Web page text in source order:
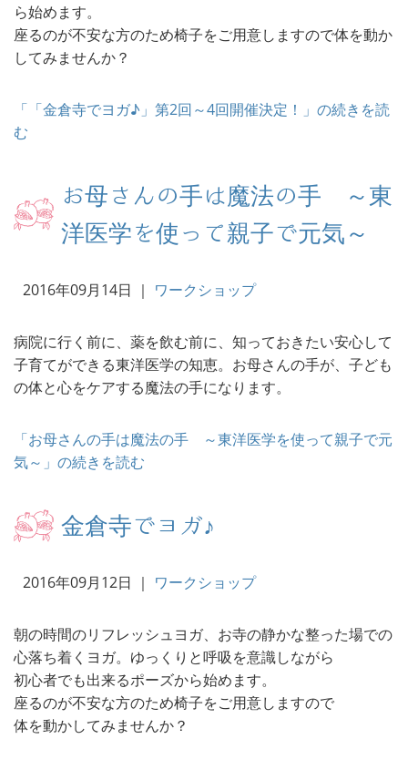
ら始めます。
座るのが不安な方のため椅子をご用意しますので体を動か
してみませんか？
「「金倉寺でヨガ♪」第2回～4回開催決定！」の続きを読
む
お母さんの手は魔法の手 ～東
洋医学を使って親子で元気～
2016年09月14日 ｜ ワークショップ
病院に行く前に、薬を飲む前に、知っておきたい安心して
子育てができる東洋医学の知恵。お母さんの手が、子ども
の体と心をケアする魔法の手になります。
「お母さんの手は魔法の手 ～東洋医学を使って親子で元
気～」の続きを読む
金倉寺でヨガ♪
2016年09月12日 ｜ ワークショップ
朝の時間のリフレッシュヨガ、お寺の静かな整った場での
心落ち着くヨガ。ゆっくりと呼吸を意識しながら
初心者でも出来るポーズから始めます。
座るのが不安な方のため椅子をご用意しますので
体を動かしてみませんか？